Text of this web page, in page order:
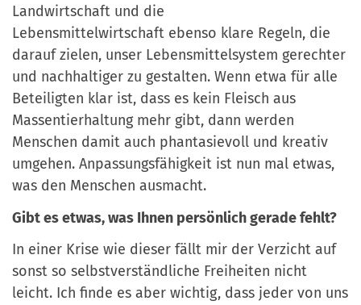
Landwirtschaft und die
Lebensmittelwirtschaft ebenso klare Regeln, die
darauf zielen, unser Lebensmittelsystem gerechter
und nachhaltiger zu gestalten. Wenn etwa für alle
Beteiligten klar ist, dass es kein Fleisch aus
Massentierhaltung mehr gibt, dann werden
Menschen damit auch phantasievoll und kreativ
umgehen. Anpassungsfähigkeit ist nun mal etwas,
was den Menschen ausmacht.
Gibt es etwas, was Ihnen persönlich gerade fehlt?
In einer Krise wie dieser fällt mir der Verzicht auf
sonst so selbstverständliche Freiheiten nicht
leicht. Ich finde es aber wichtig, dass jeder von uns